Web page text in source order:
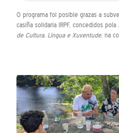
O programa foi posible grazas a
casiña solidaria IRPF, concedidos pola
de Cultura, Lingua e Xuventude, na